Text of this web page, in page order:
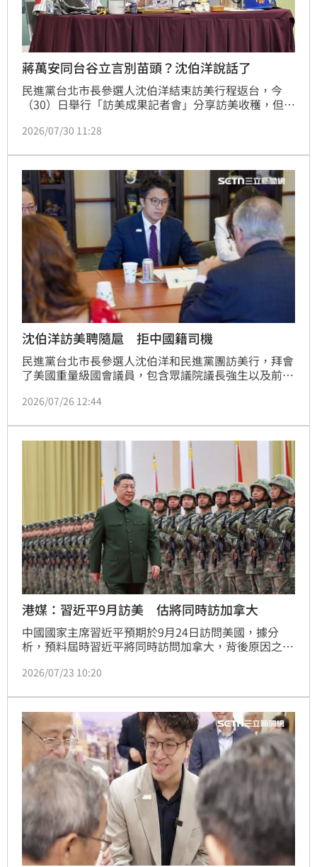
蔣萬安同台谷立言別苗頭？沈伯洋說話了
民進黨台北市長參選人沈伯洋結束訪美行程返台，今
（30）日舉行「訪美成果記者會」分享訪美收穫，但與
商機媒合會」並與美國在台協會（AIT）處長谷立言同
樣的活動應該滿正常，「我們當然都一定是樂見其
成。」
2026/07/30 11:28
沈伯洋訪美聘隨扈 拒中國籍司機
民進黨台北市長參選人沈伯洋和民進黨團訪美行，拜會
了美國重量級國會議員，包含眾議院議長強生以及前議
主。不過適逢中國新法上路，加上沈伯洋又被中國通
意挑選非中國籍。
2026/07/26 12:44
港媒：習近平9月訪美 估將同時訪加拿大
中國國家主席習近平預期於9月24日訪問美國，據分
析，預料屆時習近平將同時訪問加拿大，背後原因之一
2026/07/23 10:20